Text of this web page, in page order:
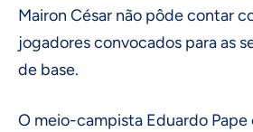
Mairon César não pôde contar
jogadores convocados para as
de base.
O meio-campista Eduardo